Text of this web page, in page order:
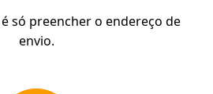
só preencher o endereço de
envio.